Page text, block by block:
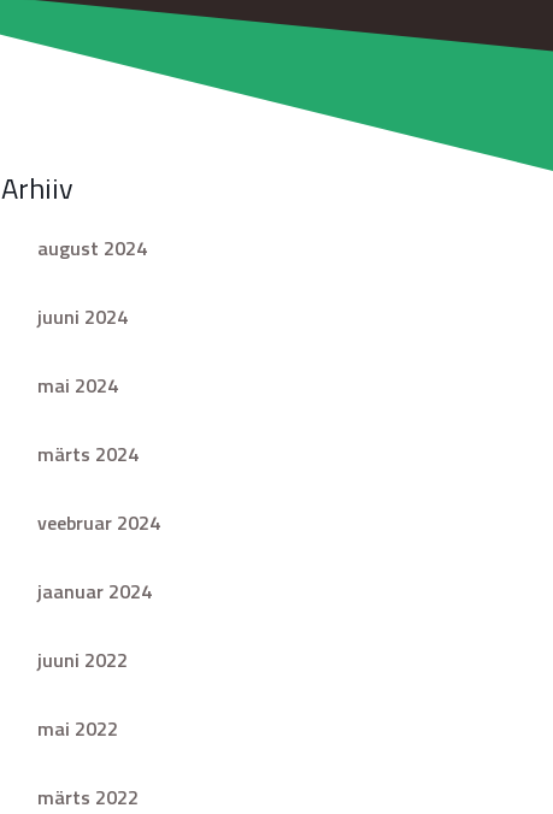
Arhiiv
august 2024
juuni 2024
mai 2024
märts 2024
veebruar 2024
jaanuar 2024
juuni 2022
mai 2022
märts 2022